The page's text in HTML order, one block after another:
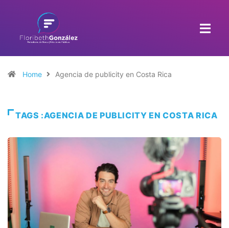
Home Agencia de publicity en Costa Rica
TAGS :AGENCIA DE PUBLICITY EN COSTA RICA